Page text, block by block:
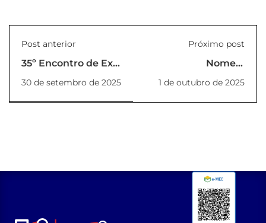
Post anterior
35º Encontro de Ex-
Alunos da Escola de
Engenharia de Lins
(EEL)
30 de setembro de 2025
Próximo post
Nomeia
Coordenadora Pró-
tempore
1 de outubro de 2025